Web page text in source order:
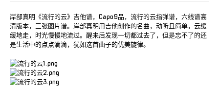
岸部真明《流行的云》吉他谱，Capo9品，流行的云指弹谱，六线谱高
清版本，三张图片谱。岸部真明用吉他创作的名曲，动听且简单，云缓
缓地走，时光慢慢地流过。醒来后发现一切都过去了，但是忘不了的还
是生活中的点点滴滴，犹如这首曲子的优美旋律。